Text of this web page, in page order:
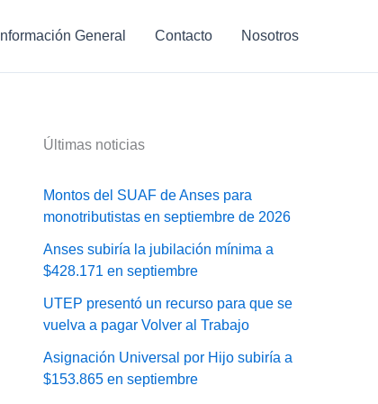
Información General Contacto Nosotros
Últimas noticias
Montos del SUAF de Anses para
monotributistas en septiembre de 2026
Anses subiría la jubilación mínima a
$428.171 en septiembre
UTEP presentó un recurso para que se
vuelva a pagar Volver al Trabajo
Asignación Universal por Hijo subiría a
$153.865 en septiembre